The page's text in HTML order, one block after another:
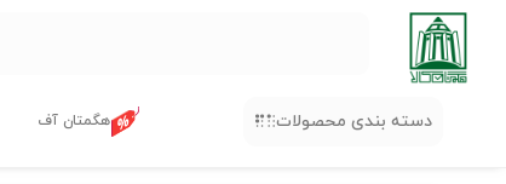
دسته بندی محصولات هگمتان آف